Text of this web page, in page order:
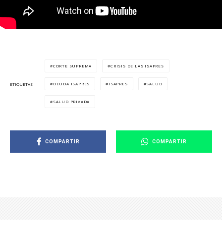
ETIQUETAS
CORTE SUPREMA CRISIS DE LAS ISAPRES
DEUDA ISAPRES ISAPRES SALUD
SALUD PRIVADA
COMPARTIR COMPARTIR